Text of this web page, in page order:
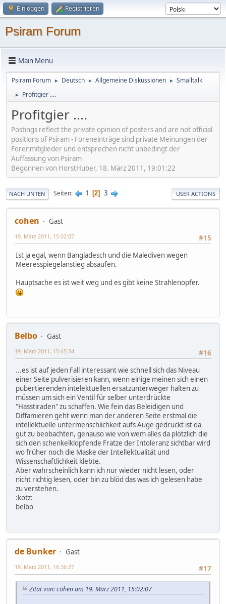
Einloggen Registrieren
Psiram Forum
Main Menu
Psiram Forum ► Deutsch ► Allgemeine Diskussionen ► Smalltalk
► Profitgier ....
Profitgier ....
Postings reflect the private opinion of posters and are not official
positions of Psiram - Foreneinträge sind private Meinungen der
Forenmitglieder und entsprechen nicht unbedingt der
Auffassung von Psiram
Begonnen von HorstHuber, 18. März 2011, 19:01:22
NACH UNTEN Seiten 1 2 3 USER ACTIONS
cohen
Gast
#15
19. März 2011, 15:02:07
Ist ja egal, wenn Bangladesch und die Malediven wegen
Meeresspiegelanstieg absaufen.
Hauptsache es ist weit weg und es gibt keine Strahlenopfer.
Belbo
Gast
#16
19. März 2011, 15:45:34
...es ist auf jeden Fall interessant wie schnell sich das Niveau
einer Seite pulverisieren kann, wenn einige meinen sich einen
pubertierenden intelektuellen ersatzunterweger halten zu
müssen um sich ein Ventil für selber unterdrückte
"Hasstiraden" zu schaffen. Wie fein das Beleidigen und
Diffamieren geht wenn man der anderen Seite erstmal die
intellektuelle untermenschlichkeit aufs Auge gedrückt ist da
gut zu beobachten, genauso wie von wem alles da plötzlich die
sich den schenkelklopfende Fratze der Intoleranz sichtbar wird
wo früher noch die Maske der Intellektualität und
Wissenschaftlichkeit klebte.
Aber wahrscheinlich kann ich nur wieder nicht lesen, oder
nicht richtig lesen, oder bin zu blöd das was ich gelesen habe
zu verstehen.
:kotz:
belbo
de Bunker
Gast
#17
19. März 2011, 16:36:27
Zitat von: cohen am 19. März 2011, 15:02:07